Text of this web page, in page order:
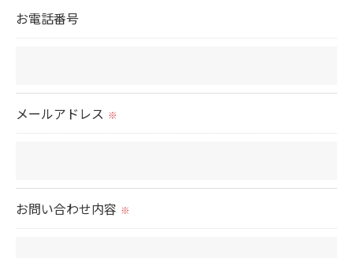
当社では、利用目的の達成に必要な範囲において、
お電話番号
メールアドレス ※
お問い合わせ内容 ※